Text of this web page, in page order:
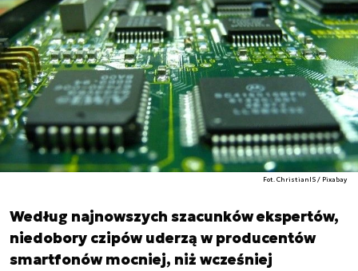
Fot. ChristianIS / Pixabay
Według najnowszych szacunków ekspertów,
niedobory czipów uderzą w producentów
smartfonów mocniej, niż wcześniej